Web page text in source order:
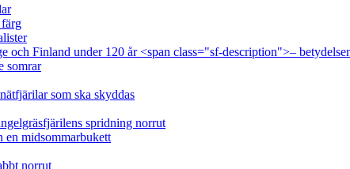
och Finland under 120 år <span class="sf-description">–
somrar
som ska skyddas
spridning norrut
en midsommarbukett
norrut